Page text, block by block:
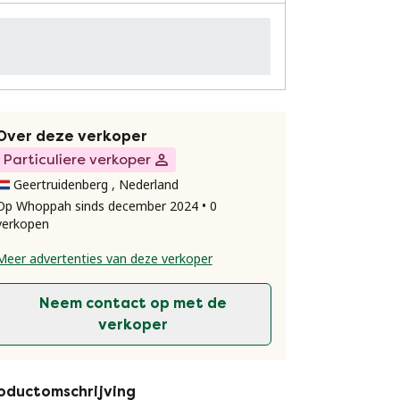
deze verkoper
Particuliere verkoper
Geertruidenberg , Nederland
Whoppah sinds december 2024 • 0
advertenties van deze verkoper
Neem contact op met de
verkoper